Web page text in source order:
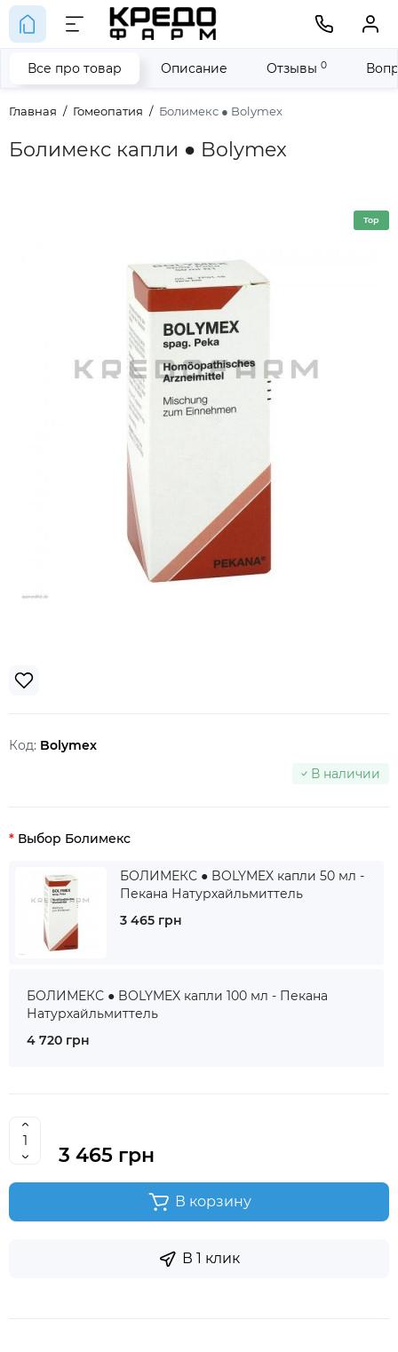
Главная Гомеопатия Болимекс ● Bolymex
Болимекс капли ● Bolymex
Все про товар Описание Отзывы 0
Top
Код: Bolymex
В наличии
Выбор Болимекс
БОЛИМЕКС ● BOLYMEX капли 50 мл -
Пекана Натурхайльмиттель
3 465 грн
БОЛИМЕКС ● BOLYMEX капли 100 мл - Пекана
Натурхайльмиттель
4 720 грн
3 465 грн
В корзину
В 1 клик